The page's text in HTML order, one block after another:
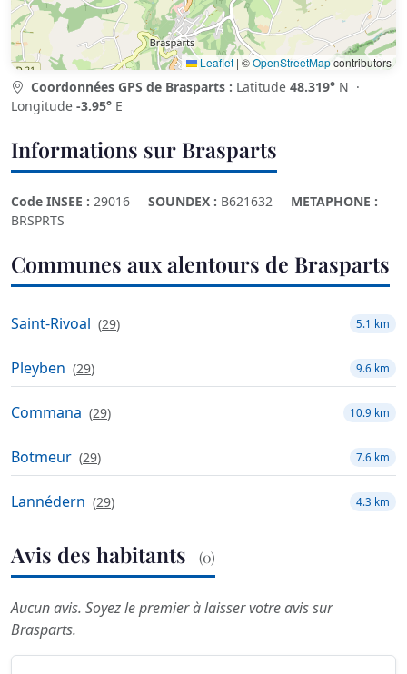
Leaflet | ©OpenStreetMapcontributors
Coordonnées GPS de Brasparts : Latitude 48.319° N ·
Longitude -3.95° E
Informations sur Brasparts
Code INSEE : 29016 SOUNDEX : B621632
METAPHONE :
BRSPRTS
Communes aux alentours de Brasparts
Saint-Rivoal (29) 5.1 km
Pleyben (29) 9.6 km
Commana (29) 10.9 km
Botmeur (29) 7.6 km
Lannédern (29) 4.3 km
Avis des habitants (0)
Aucun avis. Soyez le premier à laisser votre avis sur
Brasparts.